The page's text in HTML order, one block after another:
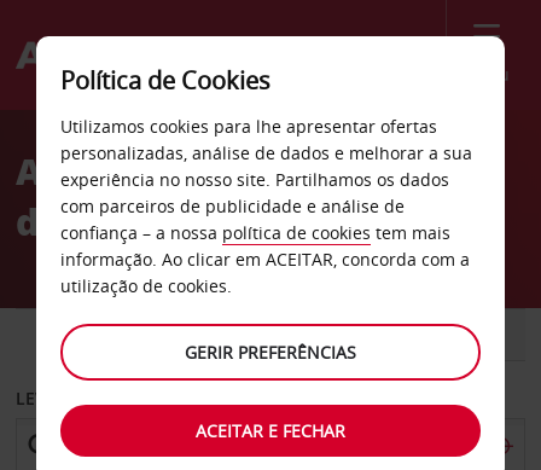
Menu
Welcome
AvisAluguer de carros Distrito
de Columbia
CARRO COMERCIAIS
LEVANTAR EM
Política de Cookies
Utilizamos cookies para lhe apresentar ofertas
personalizadas, análise de dados e melhorar a sua
experiência no nosso site. Partilhamos os dados
com parceiros de publicidade e análise de
confiança – a nossa política de cookies tem mais
informação. Ao clicar em ACEITAR, concorda com a
utilização de cookies.
GERIR PREFERÊNCIAS
ACEITAR E FECHAR